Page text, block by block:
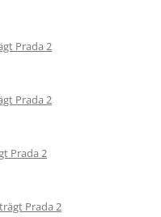
Prada 2
Prada 2
Prada 2
Prada 2